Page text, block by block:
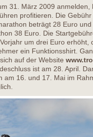
31. März 2009 anmelden,
profitieren. Die Gebühr
beträgt 28 Euro
38 Euro. Die
um drei Euro erhöht,
ein Funktionsshirt.
auf der Website
ist am 28. April.
am 16. und 17. Mai im